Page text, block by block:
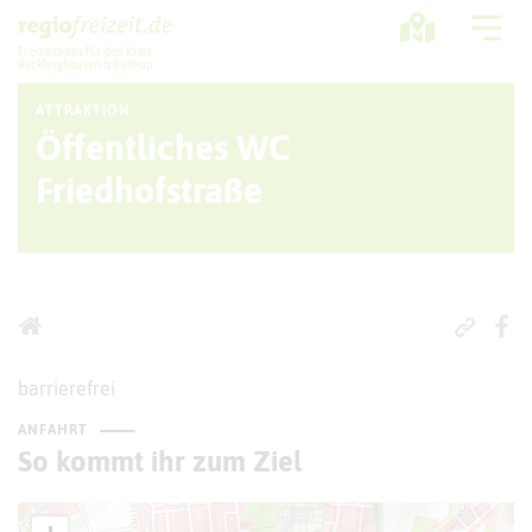
Freizeittipps für den Kreis
Recklinghausen & Bottrop
Sport + Bewegung
ATTRAKTION
Öffentliches WC
Friedhofstraße
barrierefrei
ANFAHRT
So kommt ihr zum Ziel